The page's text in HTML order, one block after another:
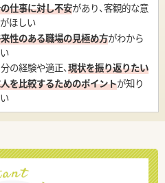
仕事に対し不安があり、客観的な意
ほしい
性のある職場の見極め方がわから
の経験や適正、現状を振り返りたい
を比較するためのポイントが知り